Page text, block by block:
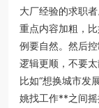
大厂经验的求职
重点内容加粗，
例要自然。然后
逻辑更顺，不要
比如“想换城市发
姚找工作**之间